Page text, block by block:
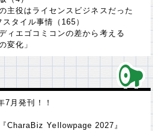
主役はライセンスビジネスだった
タイル事情（165）
ィエゴコミコンの差から考える
変化」
月発刊！！
CharaBiz Yellowpage 2027』